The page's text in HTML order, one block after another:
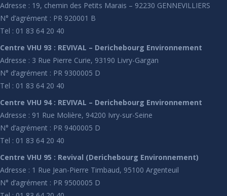
Adresse : 19, chemin des Petits Marais – 92230 GENNEVILLIERS
N° d’agrément : PR 920001 B
Tel : 01 83 64 20 40
Centre VHU 93 : REVIVAL – Derichebourg Environnement
Adresse : 3 Rue Pierre Curie, 93190 Livry-Gargan
N° d’agrément : PR 9300005 D
Tel : 01 83 64 20 40
Centre VHU 94 : REVIVAL – Derichebourg Environnement
Adresse : 91 Rue Molière, 94200 Ivry-sur-Seine
N° d’agrément : PR 9400005 D
Tel : 01 83 64 20 40
Centre VHU 95 : Revival (Derichebourg Environnement)
Adresse : 1 Rue Jean-Pierre Timbaud, 95100 Argenteuil
N° d’agrément : PR 9500005 D